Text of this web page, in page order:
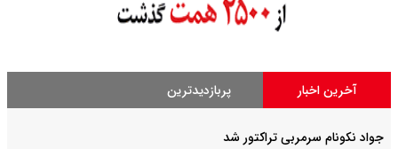
آخرین اخبار پربازدیدترین
جواد نکونام سرمربی تراکتور شد